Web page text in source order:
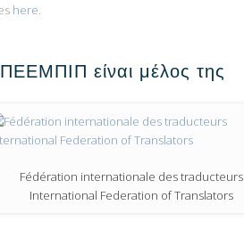
here.
είναι μέλος της
Fédération internationale des traducteurs
International Federation of Translators